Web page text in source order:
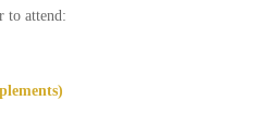
to attend: